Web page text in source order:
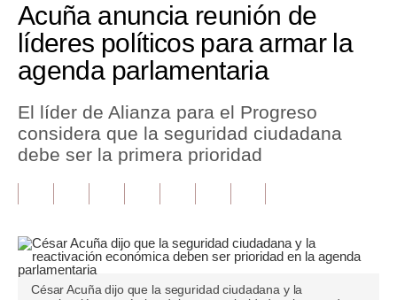
Economía
Mercados
Política
Finanzas Personales
Inmobiliarias
Plus G
Acuña anuncia reunión de
líderes políticos para armar la
agenda parlamentaria
El líder de Alianza para el Progreso
considera que la seguridad ciudadana
debe ser la primera prioridad
César Acuña dijo que la seguridad ciudadana y la